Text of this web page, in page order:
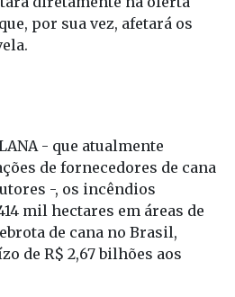
na safra de cana-de-açúcar
com a safra
diretamente na oferta
- que atualmente
de fornecedores de cana
-, os incêndios
mil hectares em áreas de
de cana no Brasil,